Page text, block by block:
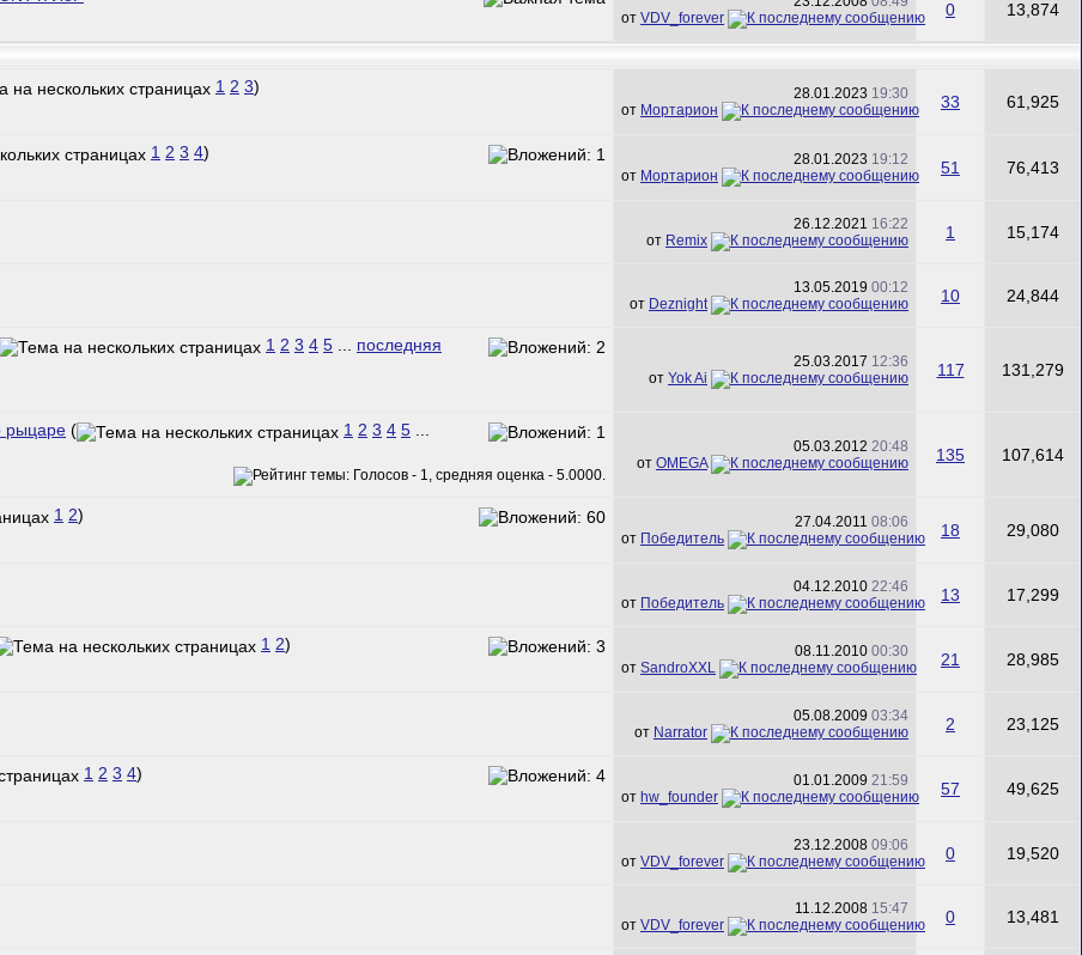
от VDV_forever 0 13,874
1 2 3) 28.01.2023 19:30
от Мортарион 33 61,925
1 2 3 4) 28.01.2023 19:12
от Мортарион 51 76,413
26.12.2021 16:22
от Remix 1 15,174
13.05.2019 00:12
от Deznight 10 24,844
1 2 3 4 5 ... последняя
25.03.2017 12:36
от Yok Ai 117 131,279
рыцаре ( 1 2 3 4 5 ...
05.03.2012 20:48
от ОMEGA 135 107,614
1 2) 27.04.2011 08:06
от Победитель 18 29,080
04.12.2010 22:46
от Победитель 13 17,299
1 2) 08.11.2010 00:30
от SandroXXL 21 28,985
05.08.2009 03:34
от Narrator 2 23,125
1 2 3 4) 01.01.2009 21:59
от hw_founder 57 49,625
23.12.2008 09:06
от VDV_forever 0 19,520
11.12.2008 15:47
от VDV_forever 0 13,481